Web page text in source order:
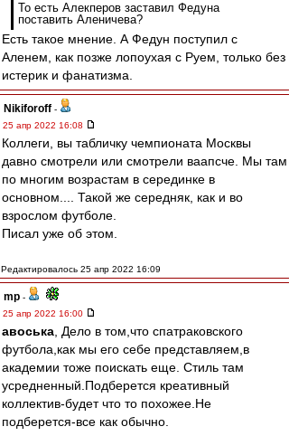
То есть Алекперов заставил Федуна
поставить Аленичева?
Есть такое мнение. А Федун поступил с
Аленем, как позже лопоухая с Руем, только без
истерик и фанатизма.
Nikiforoff -
25 апр 2022 16:08
Коллеги, вы табличку чемпионата Москвы
давно смотрели или смотрели ваапсче. Мы там
по многим возрастам в серединке в
основном.... Такой же середняк, как и во
взрослом футболе.
Писал уже об этом.
Редактировалось 25 апр 2022 16:09
mp -
25 апр 2022 16:00
авоська , Дело в том,что спатраковского
футбола,как мы его себе представляем,в
академии тоже поискать еще. Стиль там
усредненный.Подберется креативный
коллектив-будет что то похожее.Не
подберется-все как обычно.